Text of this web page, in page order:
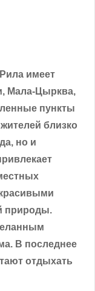
имеет
Мала-Цырква,
пункты
близко
но и
природы.
В последнее
отдыхать